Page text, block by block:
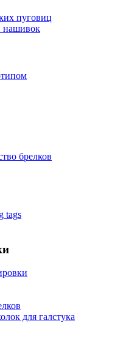
пуговиц
нашивок
брелков
tags
для галстука